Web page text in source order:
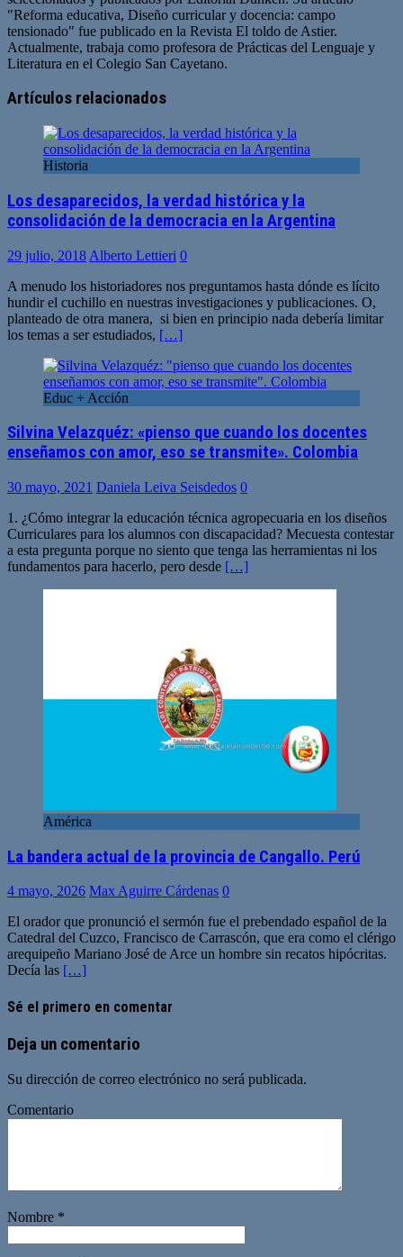
"Reforma educativa, Diseño curricular y docencia: campo
tensionado" fue publicado en la Revista El toldo de Astier.
Actualmente, trabaja como profesora de Prácticas del Lenguaje y
Literatura en el Colegio San Cayetano.
Artículos relacionados
Historia
Los desaparecidos, la verdad histórica y la
consolidación de la democracia en la Argentina
29 julio, 2018 Alberto Lettieri 0
A menudo los historiadores nos preguntamos hasta dónde es lícito
hundir el cuchillo en nuestras investigaciones y publicaciones. O,
planteado de otra manera, si bien en principio nada debería limitar
los temas a ser estudiados, […]
Educ + Acción
Silvina Velazquéz: «pienso que cuando los docentes
enseñamos con amor, eso se transmite». Colombia
30 mayo, 2021 Daniela Leiva Seisdedos 0
1. ¿Cómo integrar la educación técnica agropecuaria en los diseños
Curriculares para los alumnos con discapacidad? Mecuesta contestar
a esta pregunta porque no siento que tenga las herramientas ni los
fundamentos para hacerlo, pero desde […]
América
La bandera actual de la provincia de Cangallo. Perú
4 mayo, 2026 Max Aguirre Cárdenas 0
El orador que pronunció el sermón fue el prebendado español de la
Catedral del Cuzco, Francisco de Carrascón, que era como el clérigo
arequipeño Mariano José de Arce un hombre sin recatos hipócritas.
Decía las […]
Sé el primero en comentar
Deja un comentario
Su dirección de correo electrónico no será publicada.
Comentario
Nombre *